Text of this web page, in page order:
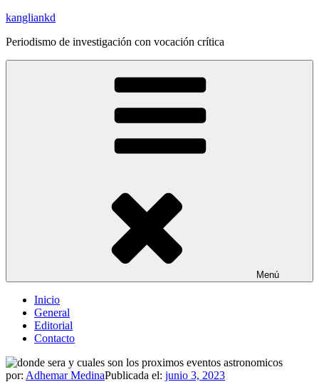
Saltar
contenido
kangliankd
Periodismo de investigación con vocación crítica
Menú
Inicio
General
Editorial
Contacto
por: Adhemar MedinaPublicada el: junio 3, 2023